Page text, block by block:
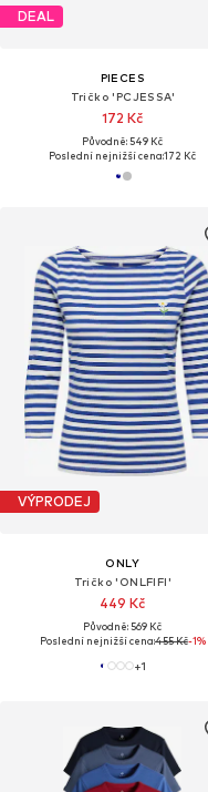
DEAL
PIECES
Tričko 'PCJESSA'
172 Kč
Původně: 549 Kč
Poslední nejnižší cena:172 Kč
VÝPRODEJ
ONLY
Tričko 'ONLFIFI'
449 Kč
Původně: 569 Kč
Poslední nejnižší cena:455 Kč-1%
+1